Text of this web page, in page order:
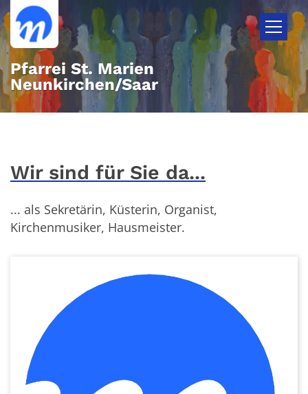
Zum Inhalt springen
Pfarrei St. Marien
Neunkirchen/Saar
Wir sind für Sie da...
... als Sekretärin, Küsterin, Organist,
Kirchenmusiker, Hausmeister.